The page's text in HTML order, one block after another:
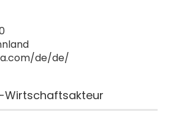
de/de/
Wirtschaftsakteur